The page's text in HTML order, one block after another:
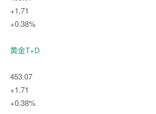
+1.71
+0.38%
黄金T+D
453.07
+1.71
+0.38%